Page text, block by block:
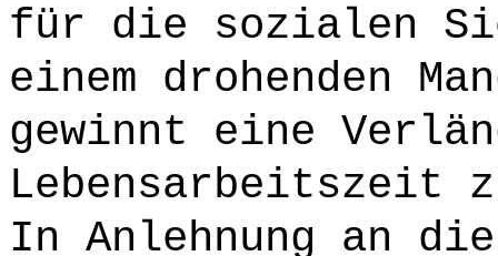
für die sozialen
einem drohenden
gewinnt eine
Lebensarbeitszeit
In Anlehnung an